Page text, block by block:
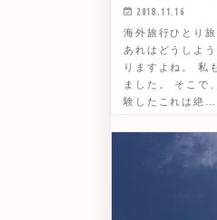
2018.11.16
海外旅行ひとり
あれはどうしよ
りますよね。 私
ました。 そこで
験したこれは絶…